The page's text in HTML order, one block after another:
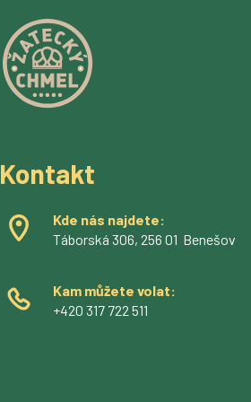
Kontakt
Kde nás najdete:
Táborská 306, 256 01 Benešov
Kam můžete volat:
+420 317 722 511